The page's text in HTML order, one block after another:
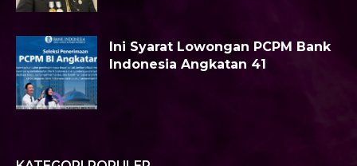
Ini Syarat Lowongan PCPM Bank
Indonesia Angkatan 41